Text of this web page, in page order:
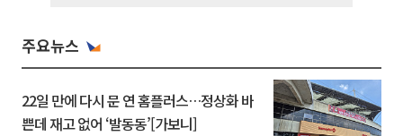
주요뉴스
22일 만에 다시 문 연 홈플러스…정상화 바
쁜데 재고 없어 ‘발동동’[가보니]